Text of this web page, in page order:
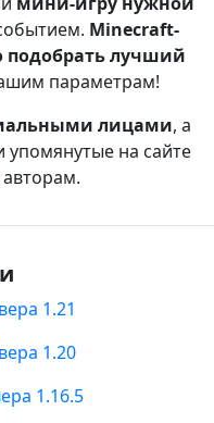
Minecraft-
подобрать лучший
параметрам!
лицами, а
упомянутые на сайте
1.21
1.20
1.16.5